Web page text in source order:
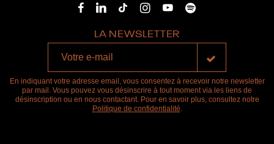
LA NEWSLETTER
En indiquant votre adresse email, vous consentez à recevoir notre newsletter
par mail. Vous pouvez vous désinscrire à tout moment via les liens de
désinscription ou en nous contactant. Pour en savoir plus, consultez notre
Politique de confidentialité.